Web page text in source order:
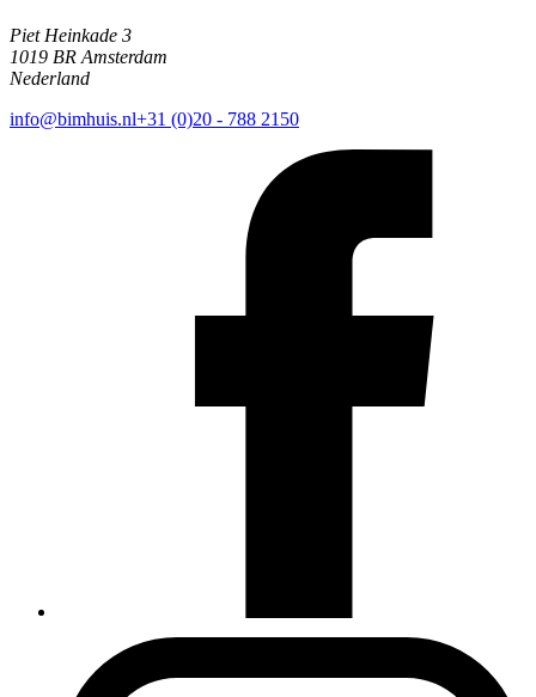
Piet Heinkade 3
1019 BR Amsterdam
Nederland
info@bimhuis.nl+31 (0)20 - 788 2150